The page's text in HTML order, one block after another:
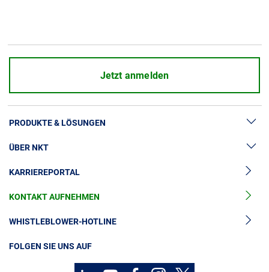
Geschäftsführung
Karriere
Einkauf
Nachhaltigkeit
Jetzt anmelden
PRODUKTE & LÖSUNGEN
Hochspannung
Kabelgarnituren
Mittelspannungskabel
Niederspannungskabel
ÜBER NKT
News & Presse
Unsere Geschichte
Investoren
Nachhaltigkeit
KARRIEREPORTAL
KONTAKT AUFNEHMEN
WHISTLEBLOWER-HOTLINE
FOLGEN SIE UNS AUF